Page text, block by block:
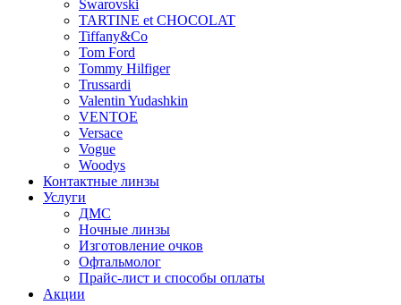
Swarovski
TARTINE et CHOCOLAT
Tiffany&Co
Tom Ford
Tommy Hilfiger
Trussardi
Valentin Yudashkin
VENTOE
Versace
Vogue
Woodys
Контактные линзы
Услуги
ДМС
Ночные линзы
Изготовление очков
Офтальмолог
Прайс-лист и способы оплаты
Акции